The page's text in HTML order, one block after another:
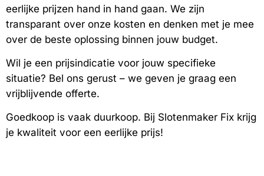
eerlijke prijzen hand in hand gaan. We zijn
transparant over onze kosten en denken met je mee
over de beste oplossing binnen jouw budget.
Wil je een prijsindicatie voor jouw specifieke
situatie? Bel ons gerust – we geven je graag een
vrijblijvende offerte.
Goedkoop is vaak duurkoop. Bij Slotenmaker Fix krijg
je kwaliteit voor een eerlijke prijs!